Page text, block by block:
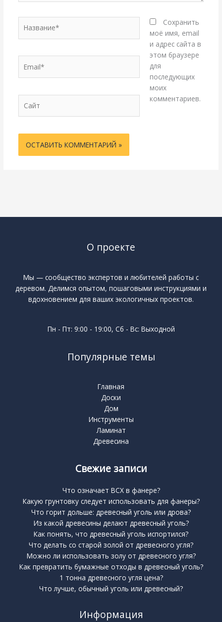
Сохранить
моё имя, email
и адрес сайта в
этом браузере
для
последующих
моих
комментариев.
О проекте
Мы — сообщество экспертов и любителей работы с
деревом. Делимся опытом, пошаговыми инструкциями и
вдохновением для ваших экологичных проектов.
Пн - Пт: 9:00 - 19:00, Сб - Вс: Выходной
Популярные темы
Главная
Доски
Дом
Инструменты
Ламинат
Древесина
Свежие записи
Что означает BCX в фанере?
Какую грунтовку следует использовать для фанеры?
Что горит дольше: древесный уголь или дрова?
Из какой древесины делают древесный уголь?
Как понять, что древесный уголь испортился?
Что делать со старой золой от древесного угля?
Можно ли использовать золу от древесного угля?
Как превратить бумажные отходы в древесный уголь?
1 тонна древесного угля цена?
Что лучше, обычный уголь или древесный?
Информация